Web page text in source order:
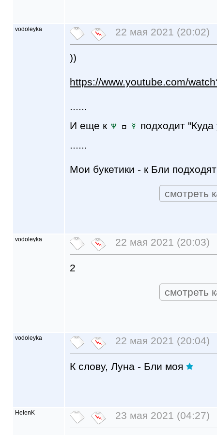
vodoleyka 22 мая 2021 (20:02)
))
https://www.youtube.com/
......
И еще к
подходит
......
Мои букетики - к Бли
смотреть
vodoleyka 22 мая 2021 (20:03)
2
смотреть
vodoleyka 22 мая 2021 (20:04)
К слову, Луна - Бли моя
HelenK 23 мая 2021 (04:27)